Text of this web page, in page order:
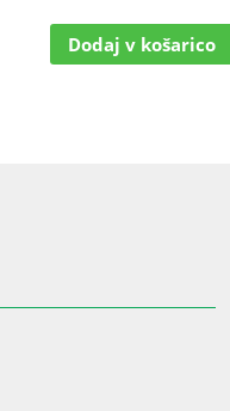
Dodaj v košarico